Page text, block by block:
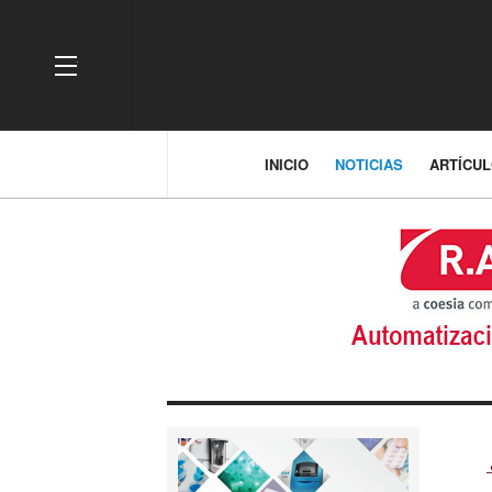
OFF CANVAS
INICIO NOTICIAS